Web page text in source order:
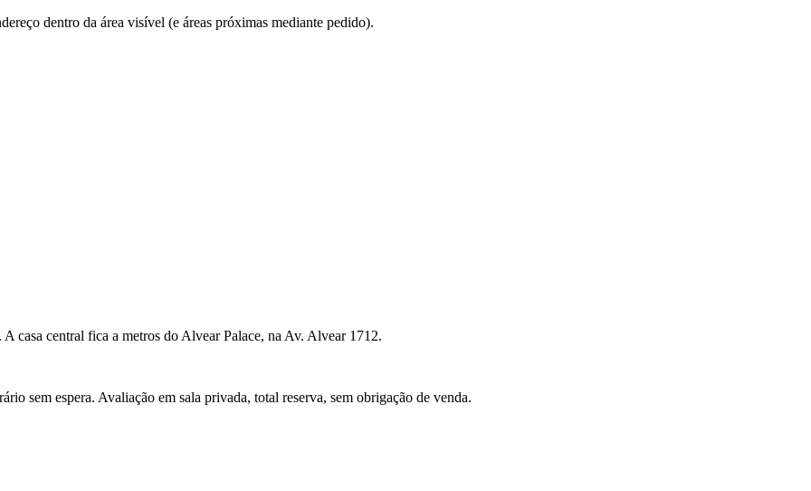
dentro da área visível (e áreas próximas mediante pedido).
casa central fica a metros do Alvear Palace, na Av. Alvear 1712.
sem espera. Avaliação em sala privada, total reserva, sem obrigação de venda.